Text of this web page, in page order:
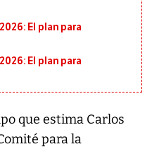
El plan para
El plan para
que estima Carlos
para la